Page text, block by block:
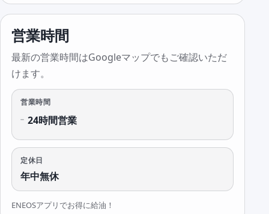
営業時間
最新の営業時間はGoogleマップでもご確認いただ
けます。
営業時間
24時間営業
定休日
年中無休
ENEOSアプリでお得に給油！